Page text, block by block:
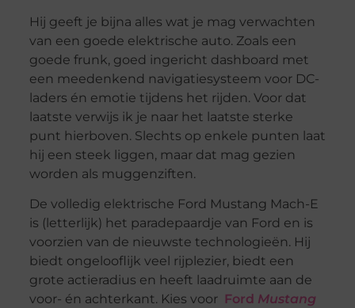
Hij geeft je bijna alles wat je mag verwachten
van een goede elektrische auto. Zoals een
goede frunk, goed ingericht dashboard met
een meedenkend navigatiesysteem voor DC-
laders én emotie tijdens het rijden. Voor dat
laatste verwijs ik je naar het laatste sterke
punt hierboven. Slechts op enkele punten laat
hij een steek liggen, maar dat mag gezien
worden als muggenziften.
De volledig elektrische Ford Mustang Mach-E
is (letterlijk) het paradepaardje van Ford en is
voorzien van de nieuwste technologieën. Hij
biedt ongelooflijk veel rijplezier, biedt een
grote actieradius en heeft laadruimte aan de
voor- én achterkant. Kies voor Ford Mustang